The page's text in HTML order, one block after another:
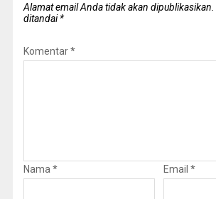
Alamat email Anda tidak akan dipublikasikan.
ditandai*
Komentar*
Nama * Email *